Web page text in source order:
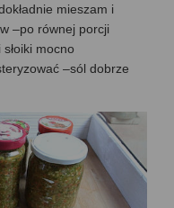
mieszam i
–po równej porcji
mocno
–sól dobrze